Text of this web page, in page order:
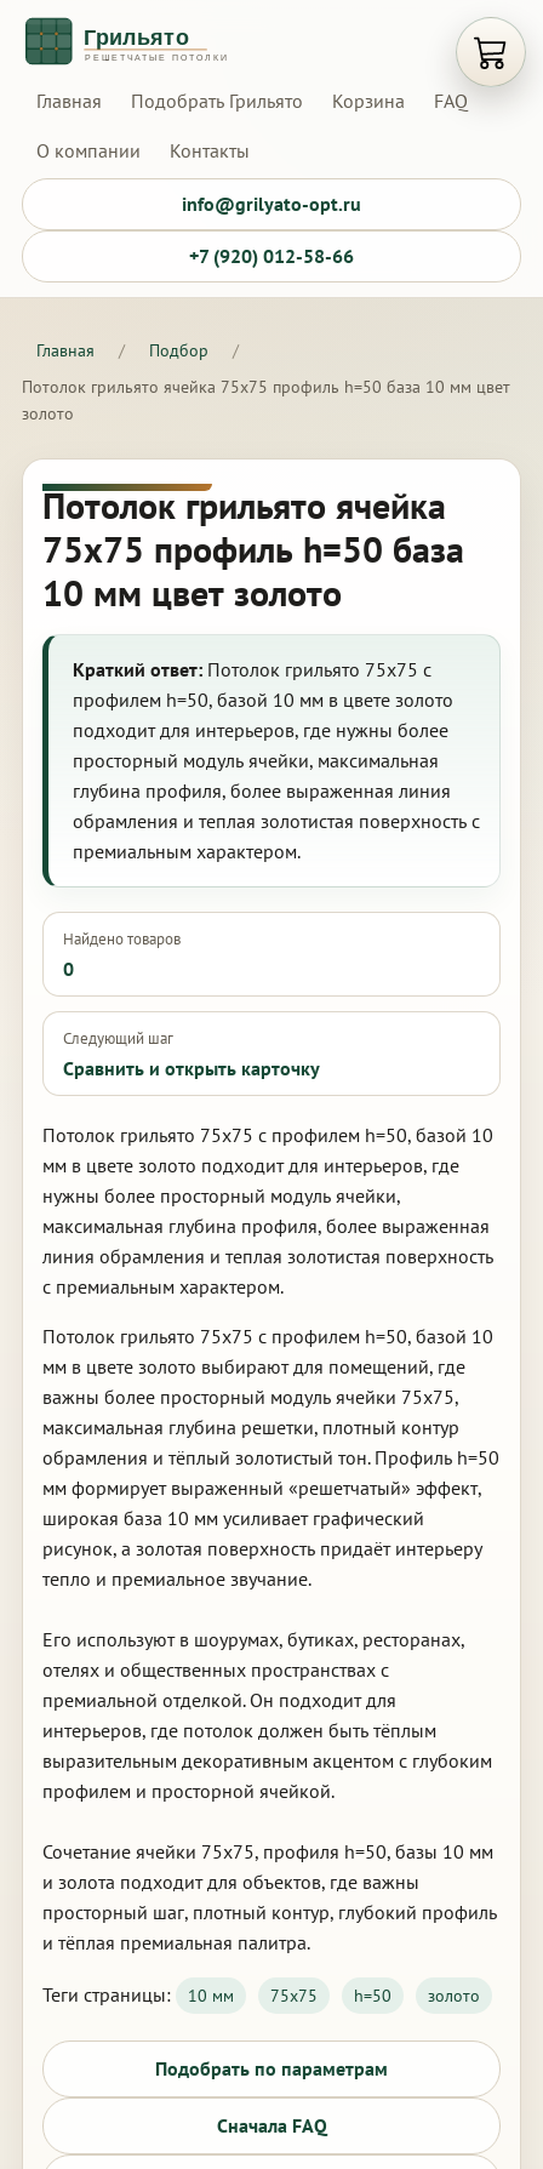
Главная Подобрать Грильято Корзина FAQ
О компании Контакты
info@grilyato-opt.ru
+7 (920) 012-58-66
Главная / Подбор
/
Потолок грильято ячейка 75х75 профиль h=50 база 10 мм цвет
золото
Потолок грильято ячейка
75х75 профиль h=50 база
10 мм цвет золото
Краткий ответ:Потолок грильято 75х75 с
профилем h=50, базой 10 мм в цвете золото
подходит для интерьеров, где нужны более
просторный модуль ячейки, максимальная
глубина профиля, более выраженная линия
обрамления и теплая золотистая поверхность с
премиальным характером.
Найдено товаров
0
Следующий шаг
Сравнить и открыть карточку
Потолок грильято 75х75 с профилем h=50, базой 10
мм в цвете золото подходит для интерьеров, где
нужны более просторный модуль ячейки,
максимальная глубина профиля, более выраженная
линия обрамления и теплая золотистая поверхность
с премиальным характером.
Потолок грильято 75х75 с профилем h=50, базой 10
мм в цвете золото выбирают для помещений, где
важны более просторный модуль ячейки 75х75,
максимальная глубина решетки, плотный контур
обрамления и тёплый золотистый тон. Профиль h=50
мм формирует выраженный «решетчатый» эффект,
широкая база 10 мм усиливает графический
рисунок, а золотая поверхность придаёт интерьеру
тепло и премиальное звучание.
Его используют в шоурумах, бутиках, ресторанах,
отелях и общественных пространствах с
премиальной отделкой. Он подходит для
интерьеров, где потолок должен быть тёплым
выразительным декоративным акцентом с глубоким
профилем и просторной ячейкой.
Сочетание ячейки 75х75, профиля h=50, базы 10 мм
и золота подходит для объектов, где важны
просторный шаг, плотный контур, глубокий профиль
и тёплая премиальная палитра.
Теги страницы: 10 мм 75х75 h=50 золото
Подобрать по параметрам
Сначала FAQ